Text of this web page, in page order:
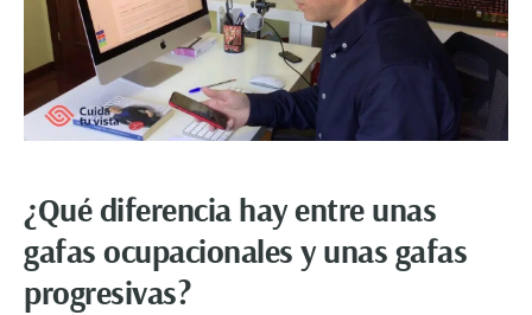
¿Qué diferencia hay entre unas
gafas ocupacionales y unas gafas
progresivas?